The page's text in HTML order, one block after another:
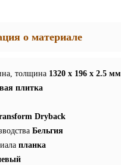
о материале
толщина 1320 x 196 x 2.5 мм
плитка
Dryback
Бельгия
планка